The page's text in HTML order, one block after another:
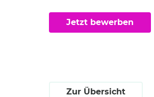
Jetzt bewerben
Zur Übersicht